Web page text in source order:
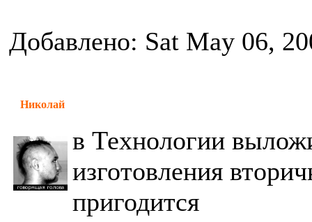
Добавлено: Sat May 06,
Николай
в Технологии
изготовления
пригодится